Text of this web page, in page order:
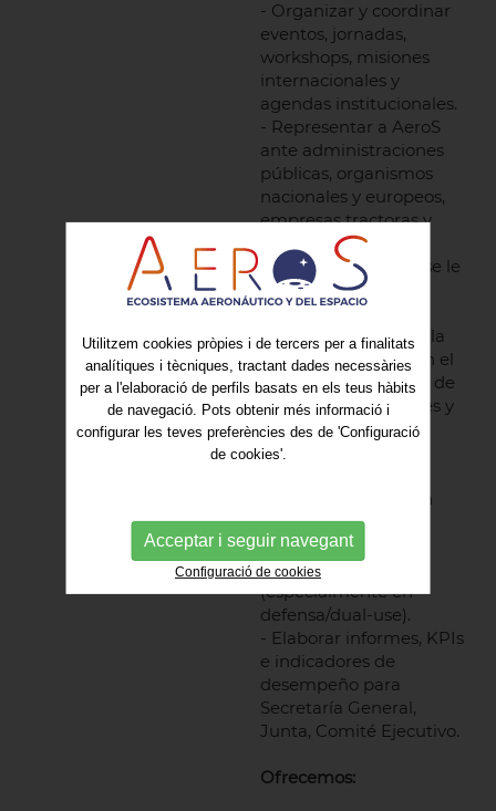
- Organizar y coordinar
eventos, jornadas,
workshops, misiones
internacionales y
agendas institucionales.
- Representar a AeroS
ante administraciones
públicas, organismos
nacionales y europeos,
empresas tractoras y
entidades del
ecosistema cuando se le
delegue.
- Coordinarse con la
Secretaría General y la
Secretaría Técnica en el
diseño y la ejecución de
proyectos, actividades y
servicios al socio.
- Garantizar el
normativo, la gestión
documental y los
estándares de
confidencialidad
(especialmente en
defensa/dual-use).
- Elaborar informes, KPIs
e indicadores de
desempeño para
Secretaría General,
Junta, Comité Ejecutivo.
Ofrecemos:
Utilitzem cookies pròpies i de tercers per a finalitats
analítiques i tècniques, tractant dades necessàries
per a l'elaboració de perfils basats en els teus hàbits
de navegació. Pots obtenir més informació i
configurar les teves preferències des de 'Configuració
de cookies'.
Acceptar i seguir navegant
Configuració de cookies